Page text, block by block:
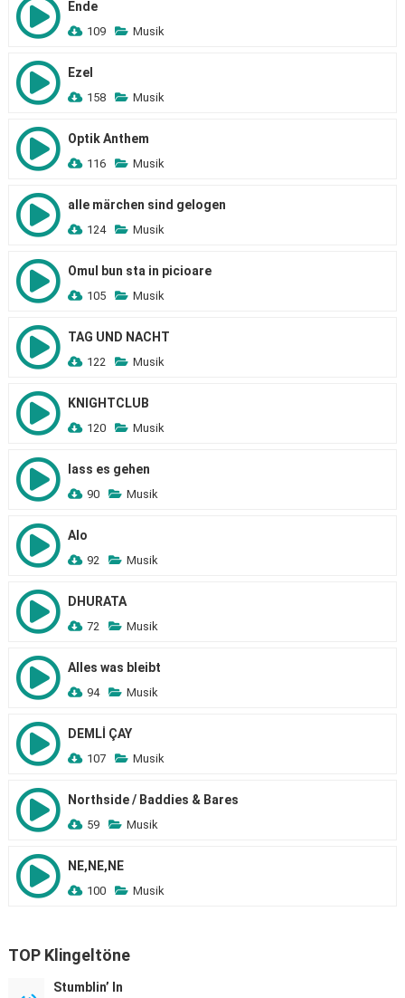
Ende
109 Musik
Ezel
158 Musik
Optik Anthem
116 Musik
alle märchen sind gelogen
124 Musik
Omul bun sta in picioare
105 Musik
TAG UND NACHT
122 Musik
KNIGHTCLUB
120 Musik
lass es gehen
90 Musik
Alo
92 Musik
DHURATA
72 Musik
Alles was bleibt
94 Musik
DEMLİ ÇAY
107 Musik
Northside / Baddies & Bares
59 Musik
NE,NE,NE
100 Musik
TOP Klingeltöne
Stumblin’ In